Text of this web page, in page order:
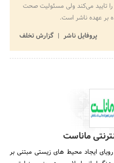
تایید می‌کند ولی مسئولیت صحت
عهده ناشر است.
پروفایل ناشر
گزارش تخلف
ماناست
ایجاد محیط های زیستی مبتنی بر